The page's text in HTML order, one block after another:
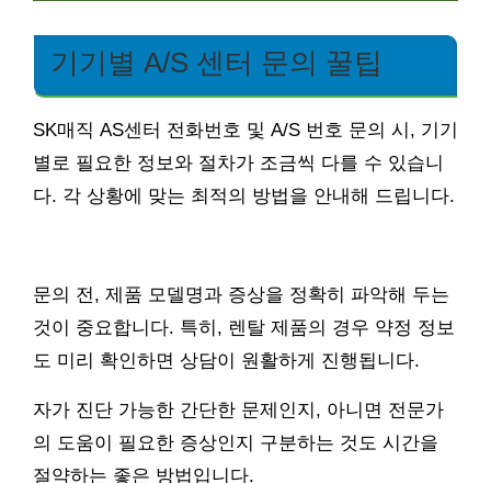
기기별 A/S 센터 문의 꿀팁
SK매직 AS센터 전화번호 및 A/S 번호 문의 시, 기기
별로 필요한 정보와 절차가 조금씩 다를 수 있습니
다. 각 상황에 맞는 최적의 방법을 안내해 드립니다.
문의 전, 제품 모델명과 증상을 정확히 파악해 두는
것이 중요합니다. 특히, 렌탈 제품의 경우 약정 정보
도 미리 확인하면 상담이 원활하게 진행됩니다.
자가 진단 가능한 간단한 문제인지, 아니면 전문가
의 도움이 필요한 증상인지 구분하는 것도 시간을
절약하는 좋은 방법입니다.